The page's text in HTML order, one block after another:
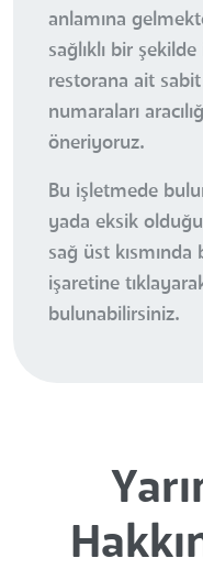
anlamına
sağlıklı bir
restorana ait
numaraları
öneriyoruz.
Bu işletmede
yada eksik
sağ üst kısmında
işaretine
bulunabilirsiniz.